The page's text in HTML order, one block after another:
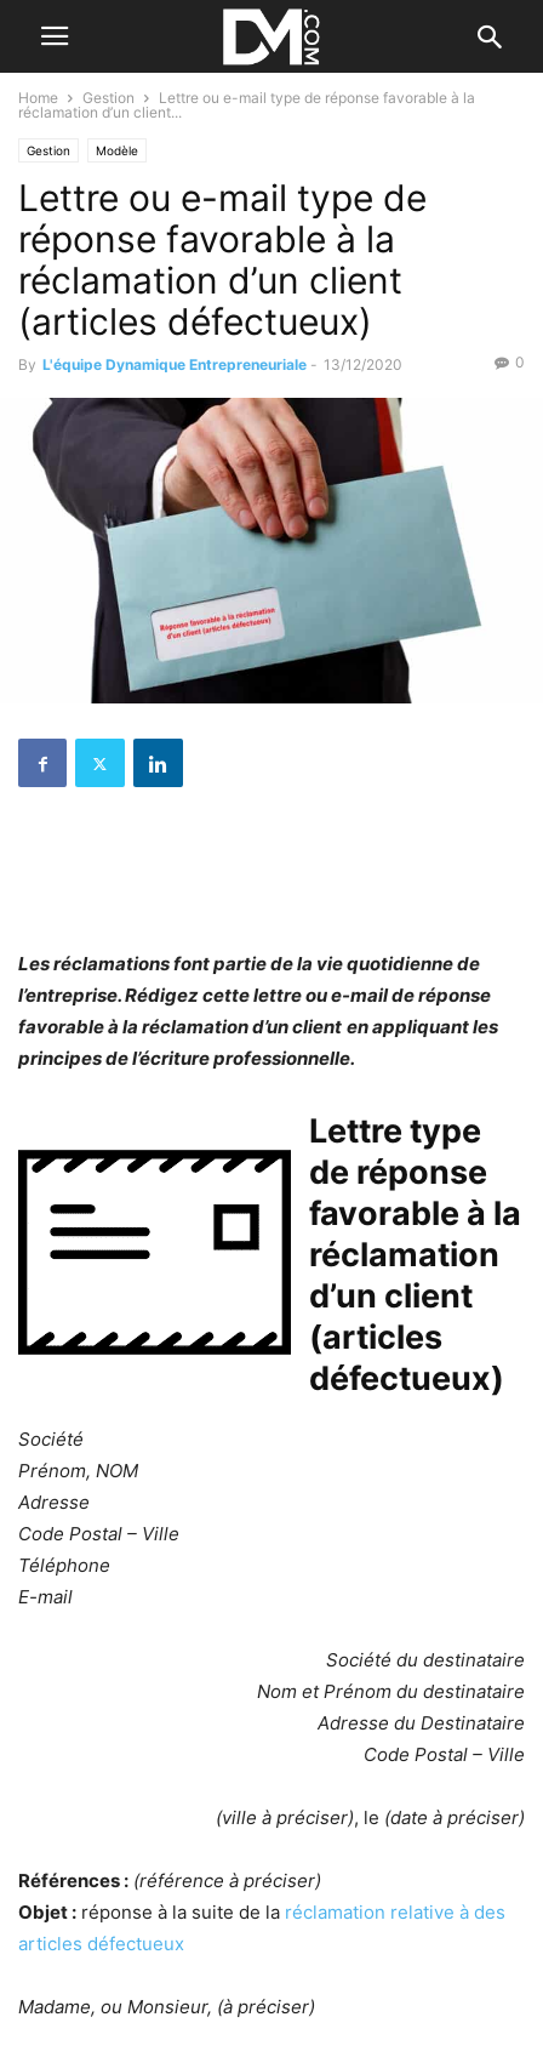
Home Gestion
Lettre ou e-mail type de réponse favorable à la
réclamation d’un client...
Gestion Modèle
Lettre ou e-mail type de
réponse favorable à la
réclamation d’un client
(articles défectueux)
By L'équipe Dynamique Entrepreneuriale - 13/12/2020 0
Les réclamations font partie de la vie quotidienne de
l’entreprise. Rédigez cette lettre ou e-mail de réponse
favorable à la réclamation d’un client en appliquant les
principes de l’écriture professionnelle.
Lettre type
de réponse
favorable à la
réclamation
d’un client
(articles
défectueux)
Société
Prénom, NOM
Adresse
Code Postal – Ville
Téléphone
E-mail
Société du destinataire
Nom et Prénom du destinataire
Adresse du Destinataire
Code Postal – Ville
(ville à préciser), le (date à préciser)
Références : (référence à préciser)
Objet : réponse à la suite de la réclamation relative à des
articles défectueux
Madame, ou Monsieur, (à préciser)